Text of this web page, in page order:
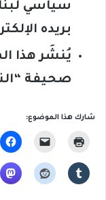
سياسي
بريده
يُنشَر هذا
صحيفة
شارك هذا الموضوع: